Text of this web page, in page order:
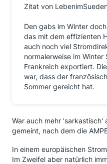
Zitat von
Den gabs im Winter
das mit dem effizienten
auch noch viel
normalerweise im
Frankreich exportiert.
war, dass der
Sommer gereicht hat.
War auch mehr 'sarkastisch'
gemeint, nach dem die
In einem europäischen
Im Zweifel aber natürlich